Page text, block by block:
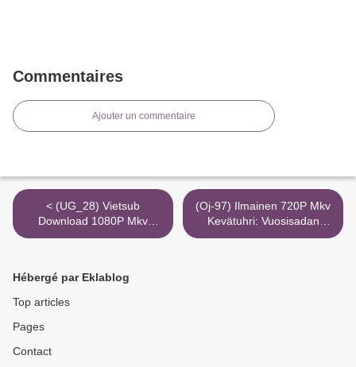
Commentaires
Ajouter un commentaire
< (UG_28) Vietsub
Download 1080P Mkv
Thoát Xác Torrent Htv2
(Oj-97) Ilmainen 720P Mkv
Kevätuhri: Vuosisadan
Tanssi Koko Torrent Magnet
Hébergé par Eklablog
Top articles
Pages
Contact